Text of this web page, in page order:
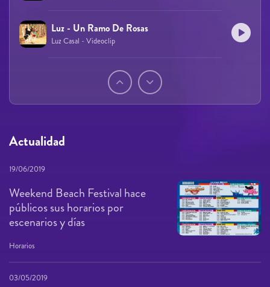
Luz - Un Ramo De Rosas
Luz Casal - Videoclip
Actualidad
19/06/2019
Weekend Beach Festival hace
públicos sus horarios por
escenarios y días
Horarios
03/05/2019